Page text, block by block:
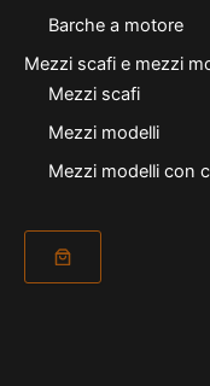
Barche a motore
Mezzi scafi e mezzi
Mezzi scafi
Mezzi modelli
Mezzi modelli con